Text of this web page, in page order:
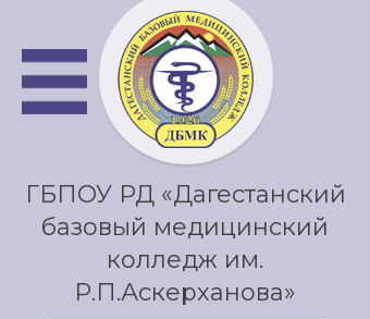
ГБПОУ РД «Дагестанский
базовый медицинский
колледж им.
Р.П.Аскерханова»